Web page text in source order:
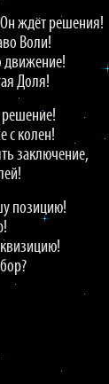
Он ждёт решения!
Воли!
движение!
Доля!
решение!
с колен!
заключение,
позицию!